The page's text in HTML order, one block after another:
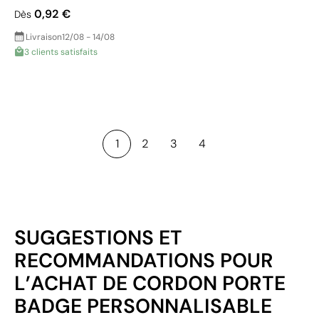
Dès 0,92 €
Livraison12/08 - 14/08
3 clients satisfaits
1 2 3 4
SUGGESTIONS ET
RECOMMANDATIONS POUR
L’ACHAT DE CORDON PORTE
BADGE PERSONNALISABLE